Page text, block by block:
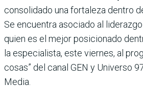
consolidado una fortaleza dentro
Se encuentra asociado al
quien es el mejor posicionado
la especialista, este viernes, al
cosas” del canal GEN y Universo
Media.